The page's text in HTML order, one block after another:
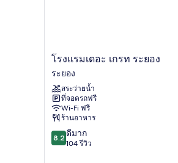
โรงแรม
เกรท
ระยอง
ระยอง
โรงแรมเดอะ เกรท ระยอง
ระยอง
สระว่ายน้ำ
ที่จอดรถฟรี
Wi-Fi ฟรี
ร้านอาหาร
8.2
จาก
8.2 ดีมาก
104 รีวิว